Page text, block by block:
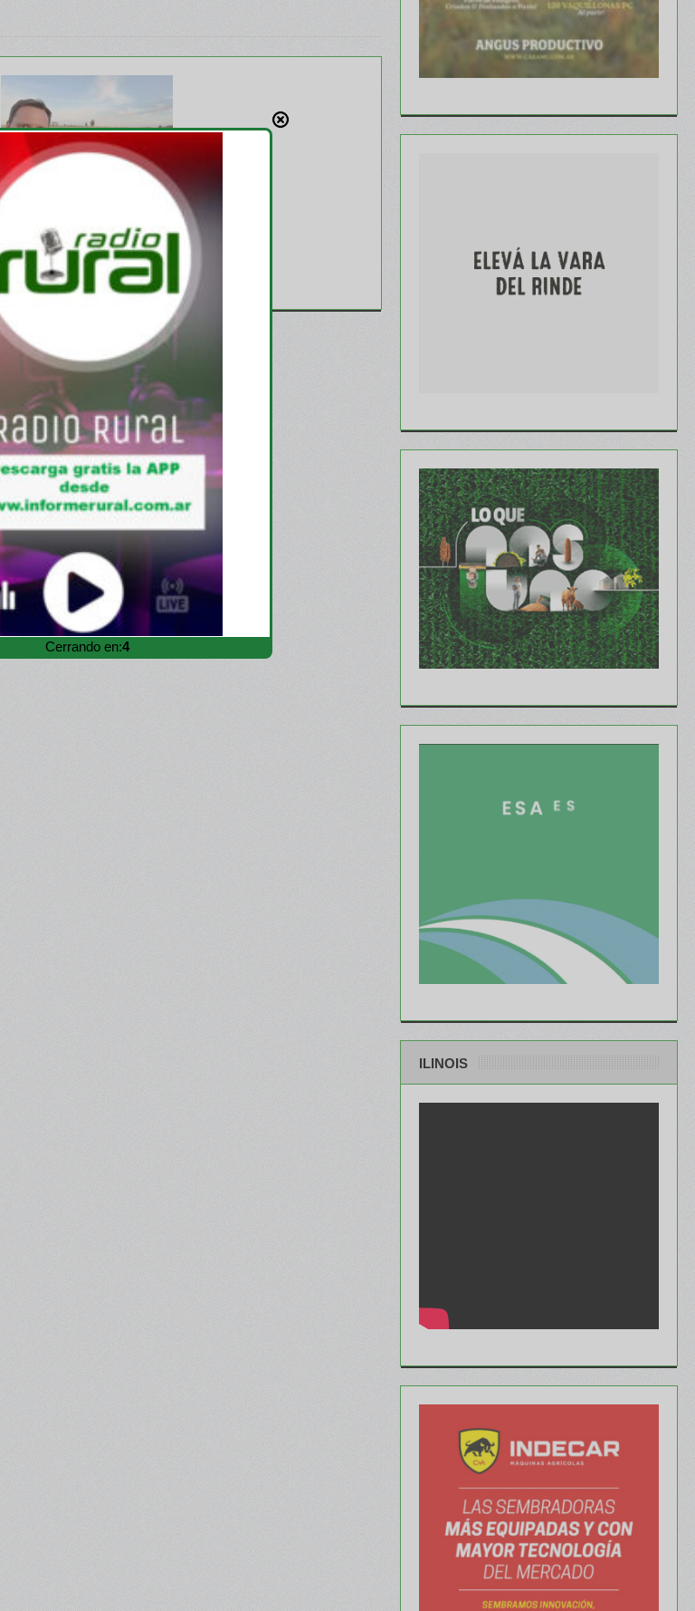
Se renovaron las autoridades
en CARBAP, Pablo Ginestet
es el nuevo presidente
viernes, julio 31, 2026
ILINOIS
Cerrando en:2